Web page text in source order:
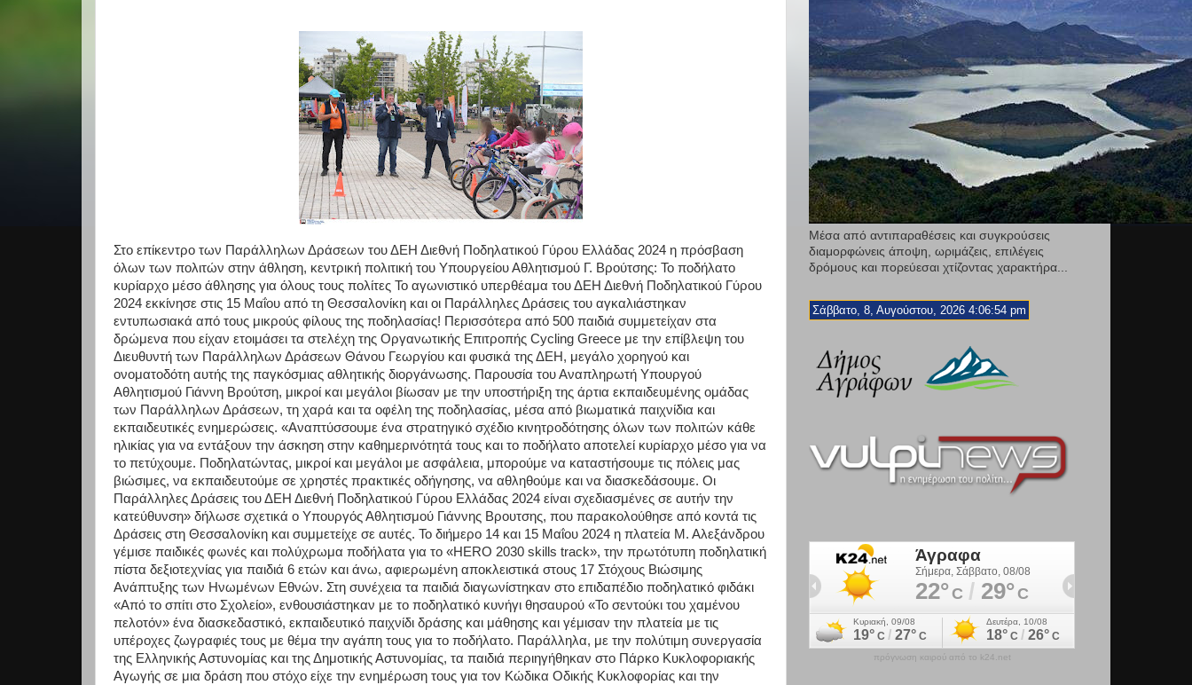
Στο επίκεντρο των Παράλληλων Δράσεων του ΔΕΗ Διεθνή Ποδηλατικού Γύρου Ελλάδας 2024 η πρόσβαση
όλων των πολιτών στην άθληση, κεντρική πολιτική του Υπουργείου Αθλητισμού Γ. Βρούτσης: Το ποδήλατο
κυρίαρχο μέσο άθλησης για όλους τους πολίτες Το αγωνιστικό υπερθέαμα του ΔΕΗ Διεθνή Ποδηλατικού Γύρου
2024 εκκίνησε στις 15 Μαΐου από τη Θεσσαλονίκη και οι Παράλληλες Δράσεις του αγκαλιάστηκαν
εντυπωσιακά από τους μικρούς φίλους της ποδηλασίας! Περισσότερα από 500 παιδιά συμμετείχαν στα
δρώμενα που είχαν ετοιμάσει τα στελέχη της Οργανωτικής Επιτροπής Cycling Greece με την επίβλεψη του
Διευθυντή των Παράλληλων Δράσεων Θάνου Γεωργίου και φυσικά της ΔΕΗ, μεγάλο χορηγού και
ονοματοδότη αυτής της παγκόσμιας αθλητικής διοργάνωσης. Παρουσία του Αναπληρωτή Υπουργού
Αθλητισμού Γιάννη Βρούτση, μικροί και μεγάλοι βίωσαν με την υποστήριξη της άρτια εκπαιδευμένης ομάδας
των Παράλληλων Δράσεων, τη χαρά και τα οφέλη της ποδηλασίας, μέσα από βιωματικά παιχνίδια και
εκπαιδευτικές ενημερώσεις. «Αναπτύσσουμε ένα στρατηγικό σχέδιο κινητροδότησης όλων των πολιτών κάθε
ηλικίας για να εντάξουν την άσκηση στην καθημερινότητά τους και το ποδήλατο αποτελεί κυρίαρχο μέσο για να
το πετύχουμε. Ποδηλατώντας, μικροί και μεγάλοι με ασφάλεια, μπορούμε να καταστήσουμε τις πόλεις μας
βιώσιμες, να εκπαιδευτούμε σε χρηστές πρακτικές οδήγησης, να αθληθούμε και να διασκεδάσουμε. Οι
Παράλληλες Δράσεις του ΔΕΗ Διεθνή Ποδηλατικού Γύρου Ελλάδας 2024 είναι σχεδιασμένες σε αυτήν την
κατεύθυνση» δήλωσε σχετικά ο Υπουργός Αθλητισμού Γιάννης Βρουτσης, που παρακολούθησε από κοντά τις
Δράσεις στη Θεσσαλονίκη και συμμετείχε σε αυτές. Το διήμερο 14 και 15 Μαΐου 2024 η πλατεία Μ. Αλεξάνδρου
γέμισε παιδικές φωνές και πολύχρωμα ποδήλατα για το «HERO 2030 skills track», την πρωτότυπη ποδηλατική
πίστα δεξιοτεχνίας για παιδιά 6 ετών και άνω, αφιερωμένη αποκλειστικά στους 17 Στόχους Βιώσιμης
Ανάπτυξης των Ηνωμένων Εθνών. Στη συνέχεια τα παιδιά διαγωνίστηκαν στο επιδαπέδιο ποδηλατικό φιδάκι
«Από το σπίτι στο Σχολείο», ενθουσιάστηκαν με το ποδηλατικό κυνήγι θησαυρού «Το σεντούκι του χαμένου
πελοτόν» ένα διασκεδαστικό, εκπαιδευτικό παιχνίδι δράσης και μάθησης και γέμισαν την πλατεία με τις
υπέροχες ζωγραφιές τους με θέμα την αγάπη τους για το ποδήλατο. Παράλληλα, με την πολύτιμη συνεργασία
της Ελληνικής Αστυνομίας και της Δημοτικής Αστυνομίας, τα παιδιά περιηγήθηκαν στο Πάρκο Κυκλοφοριακής
Αγωγής σε μια δράση που στόχο είχε την ενημέρωση τους για τον Κώδικα Οδικής Κυκλοφορίας και την
Μέσα από αντιπαραθέσεις και συγκρούσεις
διαμορφώνεις άποψη, ωριμάζεις, επιλέγεις
δρόμους και πορεύεσαι χτίζοντας χαρακτήρα...
Σάββατο, 8, Αυγούστου, 2026 4:06:55 pm
πρόγνωση καιρού από το k24.net